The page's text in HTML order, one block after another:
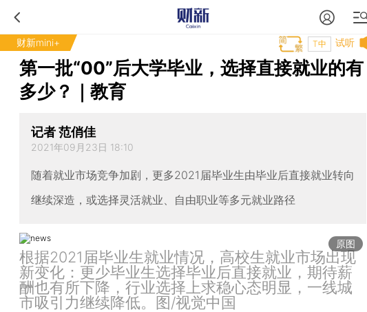
财新mini+ 试听
T中
第一批“00”后大学毕业，选择直接就业的有
多少？｜教育
记者 范俏佳
2021年09月23日 18:10
随着就业市场竞争加剧，更多2021届毕业生由毕业后直接就业转向
继续深造，或选择灵活就业、自由职业等多元就业路径
原图
根据2021届毕业生就业情况，高校生就业市场出现
新变化：更少毕业生选择毕业后直接就业，期待薪
酬也有所下降，行业选择上求稳心态明显，一线城
市吸引力继续降低。图/视觉中国